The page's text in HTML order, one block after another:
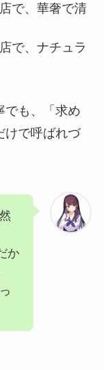
で、華奢で清
で、ナチュラ
でも、「求め
けで呼ばれづ
か